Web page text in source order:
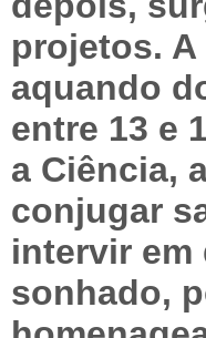
projetos.
aquando
entre 13 e
a Ciência,
conjugar
intervir em
sonhado,